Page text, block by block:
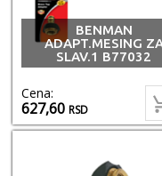
BENMAN
ADAPT.MESING
SLAV.1 B77032
Cena:
627,60RSD